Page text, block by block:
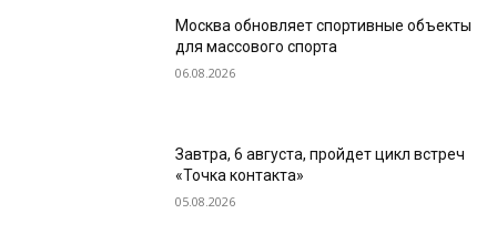
Москва обновляет спортивные объекты
для массового спорта
06.08.2026
Завтра, 6 августа, пройдет цикл встреч
«Точка контакта»
05.08.2026